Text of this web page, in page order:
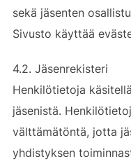
sekä jäsenten
Sivusto käyttää
4.2. Jäsenrekisteri
Henkilötietoja
jäsenistä.
välttämätöntä, jotta
yhdistyksen